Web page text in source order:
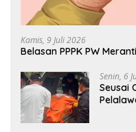
Kamis, 9 Juli 2026
Belasan PPPK PW
Senin, 6
Seusai